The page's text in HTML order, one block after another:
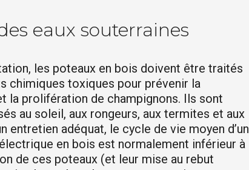
eaux souterraines
les poteaux en bois doivent être traités
chimiques toxiques pour prévenir la
la prolifération de champignons. Ils sont
au soleil, aux rongeurs, aux termites et aux
entretien adéquat, le cycle de vie moyen d’un
en bois est normalement inférieur à
de ces poteaux (et leur mise au rebut